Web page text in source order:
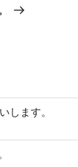
します。